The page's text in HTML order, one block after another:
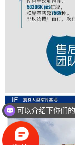
你们是怎么收费